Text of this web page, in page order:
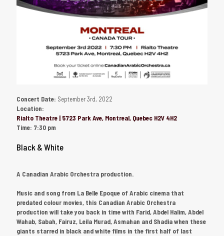
Concert Date: September 3rd, 2022
Location:
Rialto Theatre | 5723 Park Ave, Montreal, Quebec H2V 4H2
Time: 7:30 pm
Black & White
A Canadian Arabic Orchestra production.
Music and song from La Belle Epoque of Arabic cinema that
predated colour movies, this Canadian Arabic Orchestra
production will take you back in time with Farid, Abdel Halim, Abdel
Wahab, Sabah, Fairuz, Leila Murad, Asmahan and Shadia when these
giants starred in black and white films in the first half of last